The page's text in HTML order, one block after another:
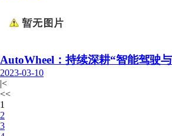
AutoWheel：持续深耕“智能驾驶
2023-03-10
|<
<<
1
2
3